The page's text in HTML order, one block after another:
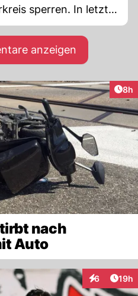
sperren. In letzter
202 13 xx fake
2 Ziffern ändern
Support, Finanz
sonstigen Unsinn
anzeigen
8h
nach
Auto
6
Interaktionen
19h